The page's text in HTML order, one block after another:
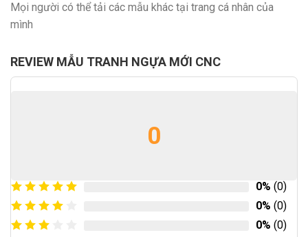
Mọi người có thể tải các mẫu khác tại trang cá nhân của
mình
REVIEW MẪU TRANH NGỰA MỚI CNC
0
0% (0)
0% (0)
0% (0)